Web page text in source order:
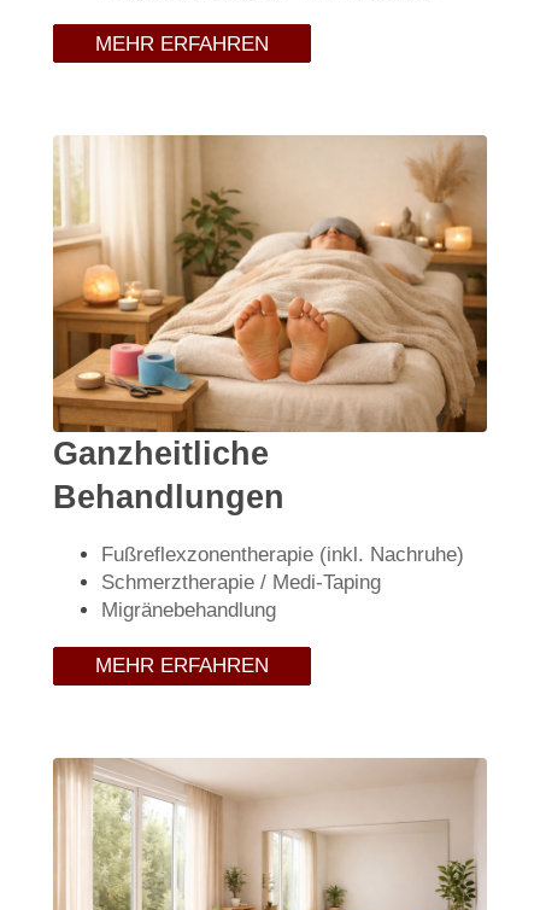
MEHR ERFAHREN
Ganzheitliche
Behandlungen
Fußreflexzonentherapie (inkl. Nachruhe)
Schmerztherapie / Medi-Taping
Migränebehandlung
MEHR ERFAHREN